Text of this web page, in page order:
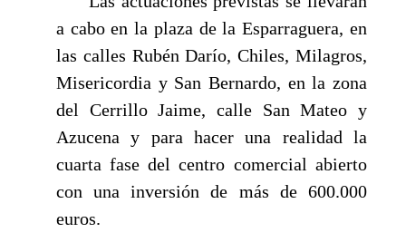
a cabo en la plaza de la Esparraguera, en
las calles Rubén Darío, Chiles, Milagros,
Misericordia y San Bernardo, en la zona
del Cerrillo Jaime, calle San Mateo y
Azucena y para hacer una realidad la
cuarta fase del centro comercial abierto
con una inversión de más de 600.000
euros.